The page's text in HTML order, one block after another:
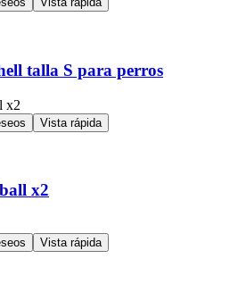
talla S para perros
Vista rápida
x2
Vista rápida